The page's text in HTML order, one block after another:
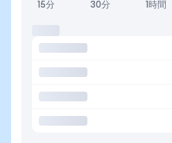
15分 30分 1時間